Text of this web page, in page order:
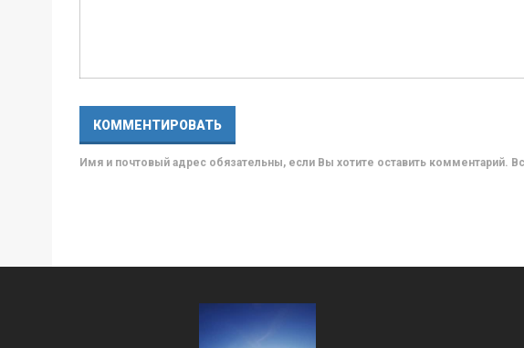
Имя и почтовый адрес обязательны, если Вы хотите оставить комментарий.